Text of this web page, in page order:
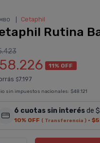
Cetaphil
Rutina
11% OFF
$7.197
sin impuestos nacionales: $48.121
6 cuotas sin interésde
10% OFF ( Transferencia )·